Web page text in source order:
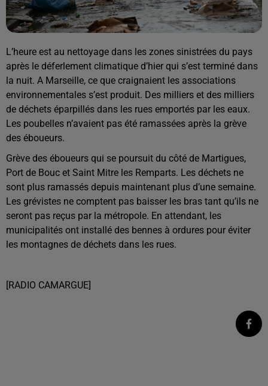
L’heure est au nettoyage dans les zones sinistrées du pays
après le déferlement climatique d’hier qui s’est terminé dans
la nuit. A Marseille, ce que craignaient les associations
environnementales s’est produit. Des milliers et des milliers
de déchets éparpillés dans les rues emportés par les eaux.
Les poubelles n’avaient pas été ramassées après la grève
des éboueurs.
Grève des éboueurs qui se poursuit du côté de Martigues,
Port de Bouc et Saint Mitre les Remparts. Les déchets ne
sont plus ramassés depuis maintenant plus d’une semaine.
Les grévistes ne comptent pas baisser les bras tant qu’ils ne
seront pas reçus par la métropole. En attendant, les
municipalités ont installé des bennes à ordures pour éviter
les montagnes de déchets dans les rues.
[RADIO CAMARGUE]